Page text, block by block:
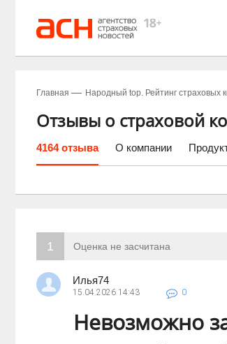
Главная Народный top. Рейтинг страховых
Отзывы о страховой
4164 отзыва О компании
1 Оценка не засчитана
Илья74
15.04.2026 14:43 0
Невозможно